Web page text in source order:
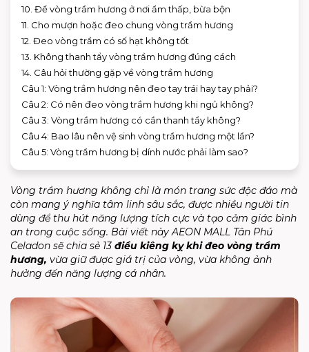
10. Để vòng trầm hương ở nơi ẩm thấp, bừa bộn
11. Cho mượn hoặc đeo chung vòng trầm hương
12. Đeo vòng trầm có số hạt không tốt
13. Không thanh tẩy vòng trầm hương đúng cách
14. Câu hỏi thường gặp về vòng trầm hương
Câu 1: Vòng trầm hương nên đeo tay trái hay tay phải?
Câu 2: Có nên đeo vòng trầm hương khi ngủ không?
Câu 3: Vòng trầm hương có cần thanh tẩy không?
Câu 4: Bao lâu nên vệ sinh vòng trầm hương một lần?
Câu 5: Vòng trầm hương bị dính nước phải làm sao?
Vòng trầm hương không chỉ là món trang sức độc đáo mà
còn mang ý nghĩa tâm linh sâu sắc, được nhiều người tin
dùng để thu hút năng lượng tích cực và tạo cảm giác bình
an trong cuộc sống. Bài viết này AEON MALL Tân Phú
Celadon sẽ chia sẻ 13 điều kiêng kỵ khi đeo vòng trầm
hương, vừa giữ được giá trị của vòng, vừa không ảnh
hưởng đến năng lượng cá nhân.